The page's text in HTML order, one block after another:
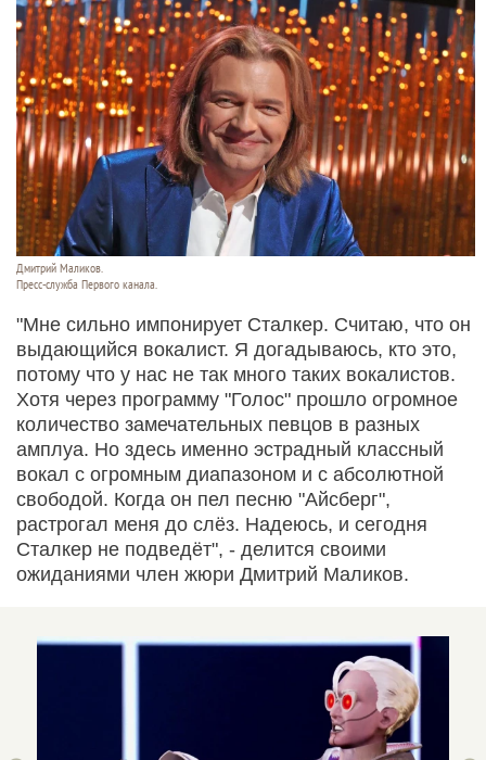
Дмитрий Маликов.
Пресс-служба Первого канала.
"Мне сильно импонирует Сталкер. Считаю, что он
выдающийся вокалист. Я догадываюсь, кто это,
потому что у нас не так много таких вокалистов.
Хотя через программу "Голос" прошло огромное
количество замечательных певцов в разных
амплуа. Но здесь именно эстрадный классный
вокал с огромным диапазоном и с абсолютной
свободой. Когда он пел песню "Айсберг",
растрогал меня до слёз. Надеюсь, и сегодня
Сталкер не подведёт", - делится своими
ожиданиями член жюри Дмитрий Маликов.